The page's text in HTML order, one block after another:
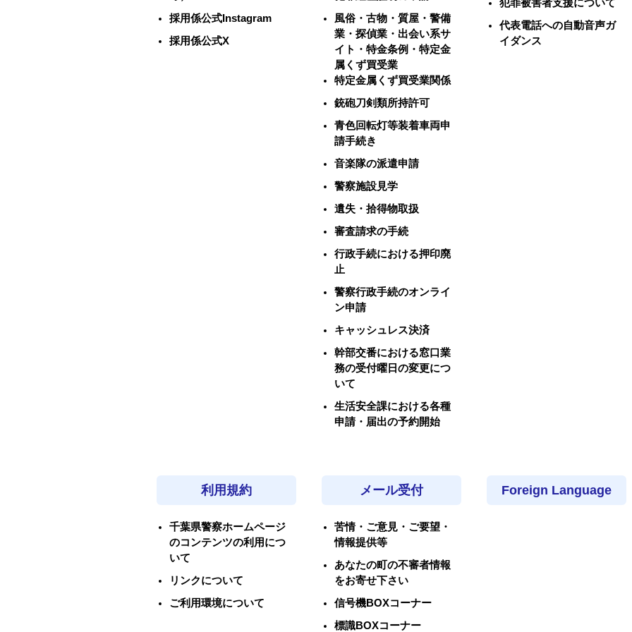
採用係公式Instagram
採用係公式X
風俗・古物・質屋・警備
業・探偵業・出会い系サ
イト・特金条例・特定金
属くず買受業
特定金属くず買受業関係
銃砲刀剣類所持許可
青色回転灯等装着車両申
請手続き
音楽隊の派遣申請
警察施設見学
遺失・拾得物取扱
審査請求の手続
行政手続における押印廃
止
警察行政手続のオンライ
ン申請
キャッシュレス決済
幹部交番における窓口業
務の受付曜日の変更につ
いて
生活安全課における各種
申請・届出の予約開始
犯罪被害者支援について
代表電話への自動音声ガ
イダンス
利用規約
千葉県警察ホームページ
のコンテンツの利用につ
いて
リンクについて
ご利用環境について
メール受付
苦情・ご意見・ご要望・
情報提供等
あなたの町の不審者情報
をお寄せ下さい
信号機BOXコーナー
標識BOXコーナー
Foreign Language